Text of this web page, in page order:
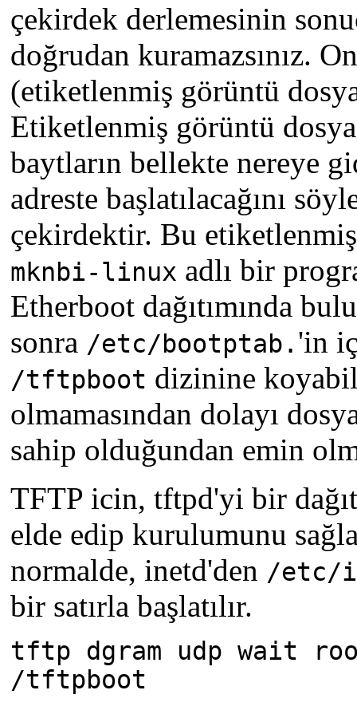
çekirdek derlemesinin
doğrudan kuramazsınız.
(etiketlenmiş görüntü
Etiketlenmiş görüntü
baytların bellekte nereye
adreste başlatılacağını
çekirdektir. Bu
mknbi-linux adlı bir
Etherboot dağıtımında
sonra /etc/bootptab. 'in
/tftpboot dizinine
olmamasından dolayı
sahip olduğundan emin
TFTP icin, tftpd'yi bir
elde edip kurulumunu
normalde, inetd'den /etc/
bir satırla başlatılır.
tftp dgram udp wait
/tftpboot